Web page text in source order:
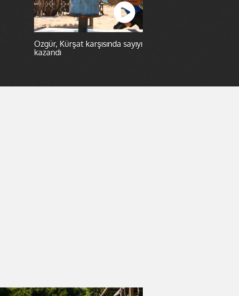
Özgür, Kürşat karşısında sayıyı
kazandı